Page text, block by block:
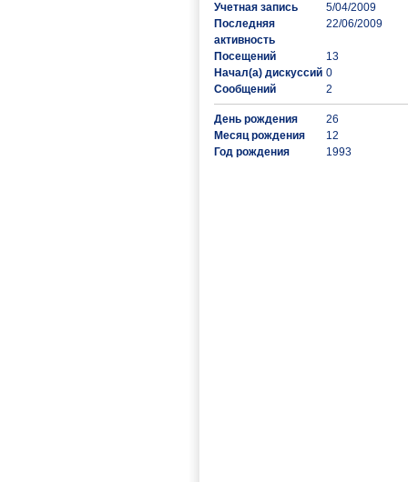
Учетная запись
5/04/2009
Последняя
активность
22/06/2009
Посещений
13
Начал(а) дискуссий 0
Сообщений
2
День рождения
26
Месяц рождения
12
Год рождения
1993